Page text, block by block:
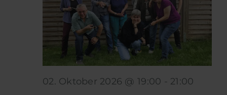
02. Oktober 2026 @ 19:00 - 21:00